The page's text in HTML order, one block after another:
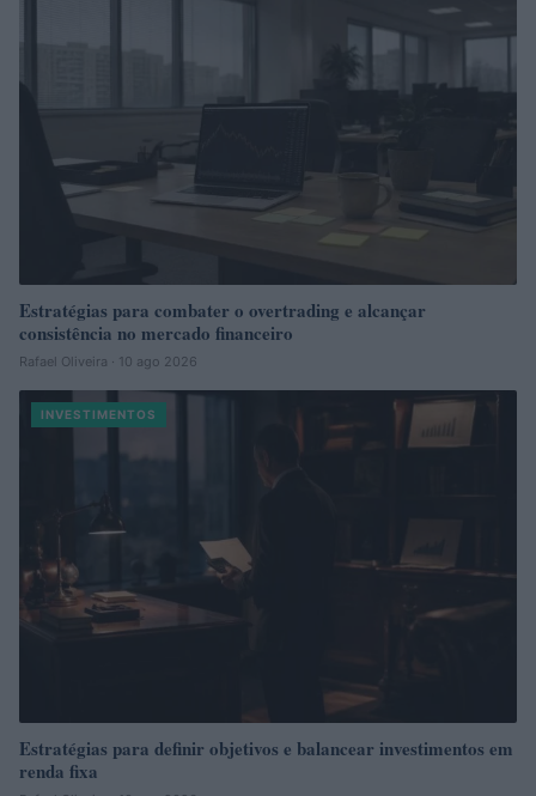
Estratégias para combater o overtrading e alcançar
consistência no mercado financeiro
Rafael Oliveira · 10 ago 2026
INVESTIMENTOS
Estratégias para definir objetivos e balancear investimentos em
renda fixa